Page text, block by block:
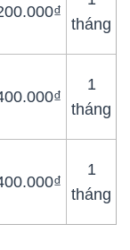
tháng
1
tháng
1
tháng